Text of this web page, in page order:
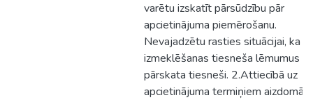
varētu izskatīt pārsūdzību pār
apcietinājuma piemērošanu.
Nevajadzētu rasties situācijai, ka
izmeklēšanas tiesneša lēmumus
pārskata tiesneši. 2.Attiecībā uz
apcietinājuma termiņiem aizdomās